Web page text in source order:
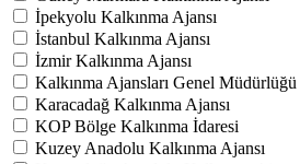
İpekyolu Kalkınma Ajansı
İstanbul Kalkınma Ajansı
İzmir Kalkınma Ajansı
Kalkınma Ajansları Genel Müdürlüğü
Karacadağ Kalkınma Ajansı
KOP Bölge Kalkınma İdaresi
Kuzey Anadolu Kalkınma Ajansı